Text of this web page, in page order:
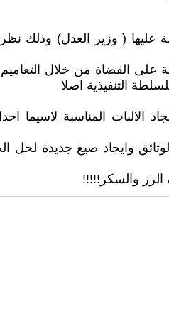
عليها ( وزير العدل) وذلك
القضاة من خلال
التنفيذية اصلا
الالىات المناسبة
وايجاد صيغ جديدة لحل
الرز والسكر!!!!!